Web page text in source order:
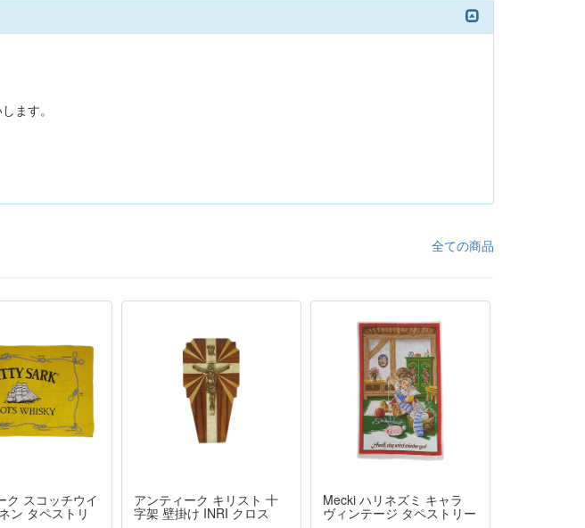
ます。
全ての商品
ク スコッチウイ
ン タペストリ
アンティーク キリスト 十
字架 壁掛け INRI クロス
Mecki ハリネズミ キャラ
ヴィンテージ タペストリー